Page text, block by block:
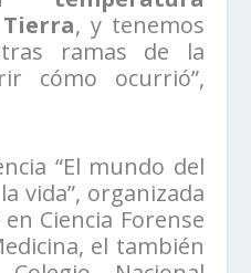
, y tenemos
ramas de la
cómo ocurrió”,
“El mundo del
vida”, organizada
Ciencia Forense
el también